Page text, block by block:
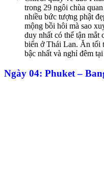
trong 29 ngôi chùa
nhiều bức tượng phật
mộng bồi hôi mà sao
duy nhất có thể tận mắt
biển ở Thái Lan. Ăn tối
bậc nhất và nghỉ đêm
Ngày 04: Phuket –